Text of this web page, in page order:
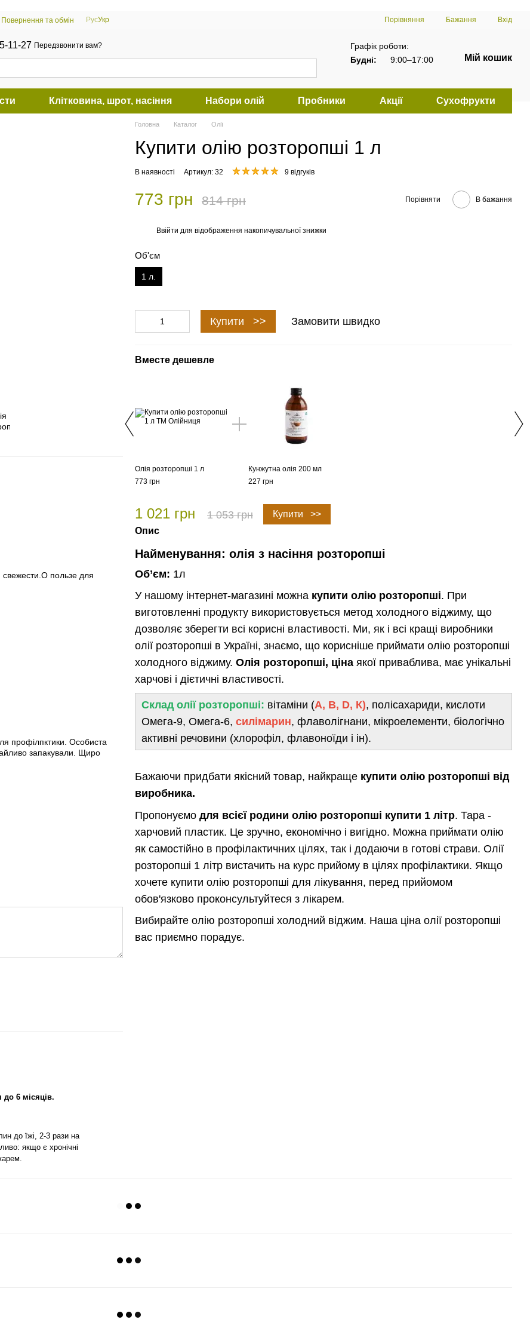
Повернення та обмін РусУкр Порівняння Бажання Вхід
11-27 Передзвонити вам?
Графік роботи:
Будні:
9:00–17:00 Мій кошик
Клітковина, шрот, насіння Набори олій Пробники Акції Сухофрукти
пользе для
профілпктики. Особиста
запакували. Щиро
до 6 місяців.
до їжі, 2-3 рази на
якщо є хронічні
Головна Каталог Олії
Купити олію розторопші 1 л
В наявності Артикул: 32 9 відгуків
773 грн 814 грн Порівняти В бажання
Ввійти для відображення накопичувальної знижки
Об'єм
1 л.
Купити >> Замовити швидко
Вместе дешевле
Олія розторопші 1 л
773 грн
Кунжутна олія 200 мл
227 грн
1 021 грн 1 053 грн Купити >>
Опис
Найменування: олія з насіння розторопші
Об’єм: 1л
У нашому інтернет-магазині можна купити олію розторопші. При
виготовленні продукту використовується метод холодного віджиму, що
дозволяє зберегти всі корисні властивості. Ми, як і всі кращі виробники
олії розторопші в Україні, знаємо, що корисніше приймати олію розторопші
холодного віджиму. Олія розторопші, ціна якої приваблива, має унікальні
харчові і дієтичні властивості.
Склад олії розторопші: вітаміни (А, В, D, К), полісахариди, кислоти
Омега-9, Омега-6, силімарин, флаволігнани, мікроелементи, біологічно
активні речовини (хлорофіл, флавоноїди і ін).
Бажаючи придбати якісний товар, найкраще купити олію розторопші від
виробника.
Пропонуємо для всієї родини олію розторопші купити 1 літр. Тара -
харчовий пластик. Це зручно, економічно і вигідно. Можна приймати олію
як самостійно в профілактичних цілях, так і додаючи в готові страви. Олії
розторопші 1 літр вистачить на курс прийому в цілях профілактики. Якщо
хочете купити олію розторопші для лікування, перед прийомом
обов'язково проконсультуйтеся з лікарем.
Вибирайте олію розторопші холодний віджим. Наша ціна олії розторопші
вас приємно порадує.